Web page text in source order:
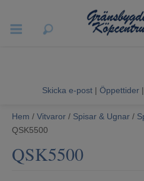
Sommarrea
Vitvaror
Ljud & Bild
Skicka e-post | Öppettider|
Hem / Vitvaror / Spisar & Ugnar /
QSK5500
QSK5500